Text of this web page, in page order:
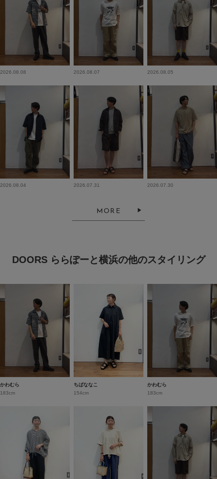
2026.08.08 2026.08.07 2026.08.05
2026.08.04 2026.07.31 2026.07.30
MORE
DOORS ららぽーと横浜の他のスタイリング
かわむら
183cm
ちばななこ
154cm
かわむら
183cm